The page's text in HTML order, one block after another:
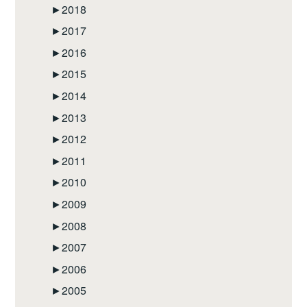
►2018
►2017
►2016
►2015
►2014
►2013
►2012
►2011
►2010
►2009
►2008
►2007
►2006
►2005